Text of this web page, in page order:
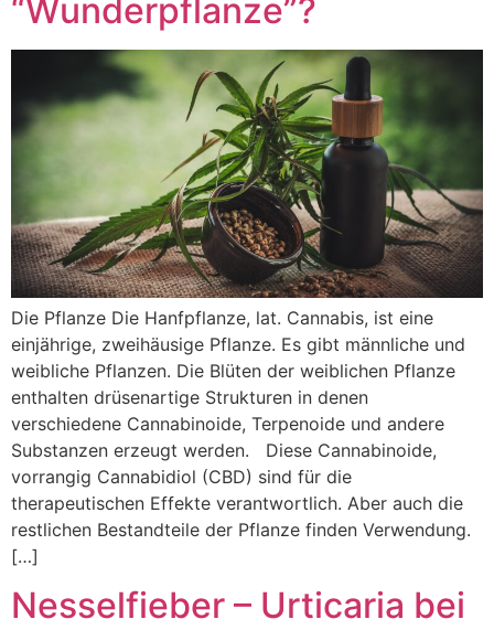
“Wunderpflanze”?
Die Pflanze Die Hanfpflanze, lat. Cannabis, ist eine
einjährige, zweihäusige Pflanze. Es gibt männliche und
weibliche Pflanzen. Die Blüten der weiblichen Pflanze
enthalten drüsenartige Strukturen in denen
verschiedene Cannabinoide, Terpenoide und andere
Substanzen erzeugt werden. Diese Cannabinoide,
vorrangig Cannabidiol (CBD) sind für die
therapeutischen Effekte verantwortlich. Aber auch die
restlichen Bestandteile der Pflanze finden Verwendung.
[…]
Nesselfieber – Urticaria bei